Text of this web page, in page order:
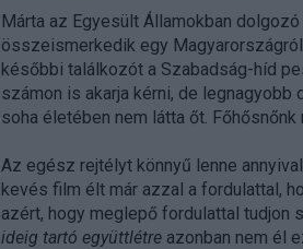
Márta az Egyesült Államokban
összeismerkedik egy
későbbi találkozót a Szabadság-híd
számon is akarja kérni, de
soha életében nem látta őt.
Az egész rejtélyt könnyű lenne
kevés film élt már azzal a fordulattal,
azért, hogy meglepő fordulattal tudjon
ideig tartó együttlétre azonban nem él